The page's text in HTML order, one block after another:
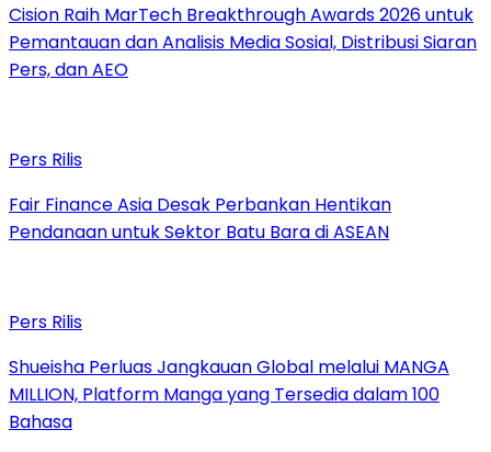
Cision Raih MarTech Breakthrough Awards 2026 untuk
Pemantauan dan Analisis Media Sosial, Distribusi Siaran
Pers, dan AEO
Pers Rilis
Fair Finance Asia Desak Perbankan Hentikan
Pendanaan untuk Sektor Batu Bara di ASEAN
Pers Rilis
Shueisha Perluas Jangkauan Global melalui MANGA
MILLION, Platform Manga yang Tersedia dalam 100
Bahasa